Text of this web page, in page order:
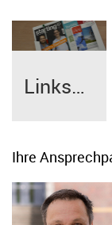
Linksammlung
Ihre